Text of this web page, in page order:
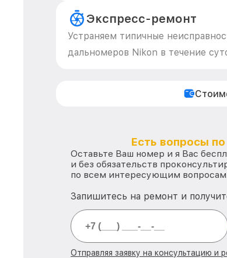
Экспресс-ремонт
Устраняем типичные
дальномеров Nikon в течение
Есть вопросы
Оставьте Ваш номер и я Вас
и без обязательств
по всем интересующим
Запишитесь на ремонт и
Отправляя заявку на консультацию и